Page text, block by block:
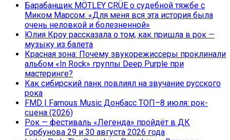
Барабанщик MÖTLEY CRÜE о судебной тяжбе с
Миком Марсом: «Для меня вся эта история была
очень неловкой и болезненной»
Юлия Кроу рассказала о том, как пришла в рок —
музыку из балета
Красная зона: Почему звукорежиссеры проклинали
альбом «In Rock» группы Deep Purple при
мастеринге?
Как сибирский панк повлиял на звучание русского
рока
FMD | Famous Music Донбасс ТОП–8 июля: рок-
сцена (2026)
Рок — фестиваль «Легенда» пройдёт в ДК
Горбунова 29 и 30 августа 2026 года